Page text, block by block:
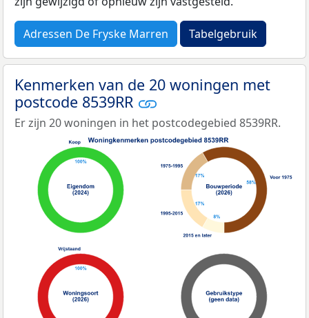
Adressen De Fryske Marren Tabelgebruik
Kenmerken van de 20 woningen met
postcode 8539RR
Er zijn 20 woningen in het postcodegebied 8539RR.